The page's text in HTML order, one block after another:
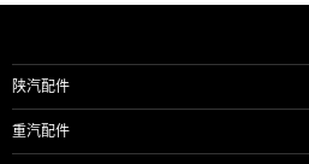
陕汽配件
重汽配件